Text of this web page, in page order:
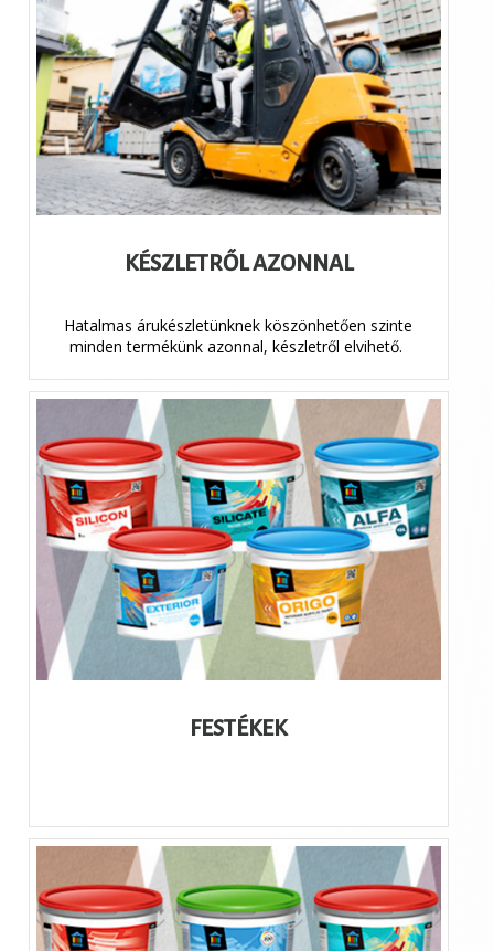
KÉSZLETRŐL AZONNAL
Hatalmas árukészletünknek köszönhetően szinte
minden termékünk azonnal, készletről elvihető.
FESTÉKEK